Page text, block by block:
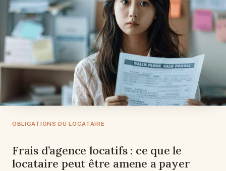
OBLIGATIONS DU LOCATAIRE
Frais d’agence locatifs : ce que le
locataire peut être amene a payer